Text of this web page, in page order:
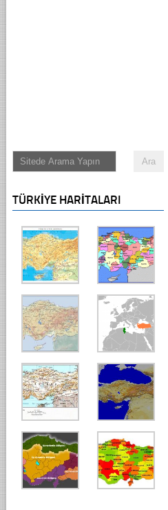
TÜRKIYE HARITALARI